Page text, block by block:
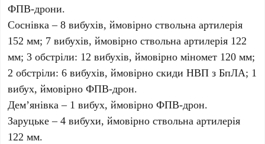
ФПВ-дрони.
Соснівка – 8 вибухів, ймовірно ствольна артилерія
152 мм; 7 вибухів, ймовірно ствольна артилерія 122
мм; 3 обстріли: 12 вибухів, ймовірно міномет 120 мм;
2 обстріли: 6 вибухів, ймовірно скиди НВП з БпЛА; 1
вибух, ймовірно ФПВ-дрон.
Дем’янівка – 1 вибух, ймовірно ФПВ-дрон.
Заруцьке – 4 вибухи, ймовірно ствольна артилерія
122 мм.